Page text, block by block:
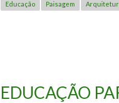
Educação
Paisagem
EDUCAÇÃO